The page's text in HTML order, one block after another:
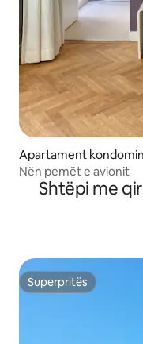
Apartament
Nën pemët e avionit
Shtëpi me
Superpritës
Superpritës